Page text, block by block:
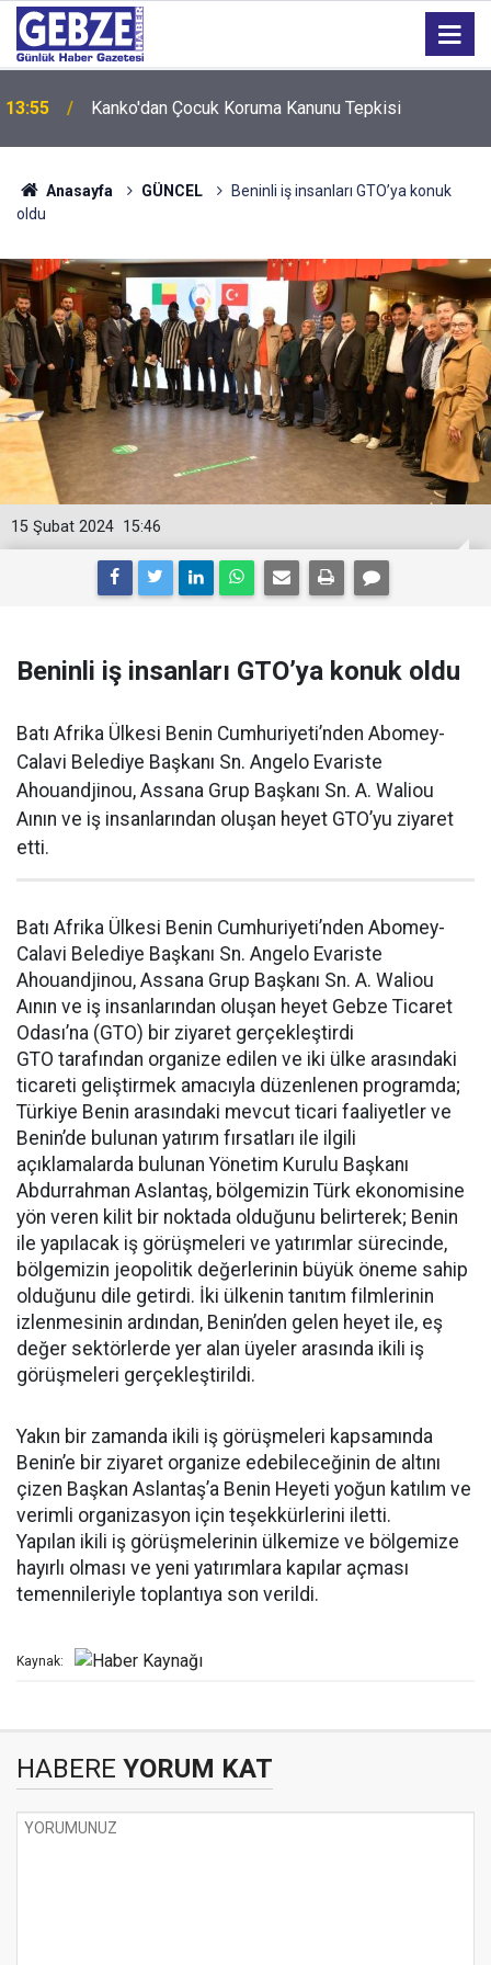
13:55 Kanko'dan Çocuk Koruma Kanunu Tepkisi
Anasayfa GÜNCEL
Beninli iş insanları GTO’ya konuk
oldu
15:46
15 Şubat 2024
Beninli iş insanları GTO’ya konuk oldu
Batı Afrika Ülkesi Benin Cumhuriyeti’nden Abomey-
Calavi Belediye Başkanı Sn. Angelo Evariste
Ahouandjinou, Assana Grup Başkanı Sn. A. Waliou
Aının ve iş insanlarından oluşan heyet GTO’yu ziyaret
etti.
Batı Afrika Ülkesi Benin Cumhuriyeti’nden Abomey-
Calavi Belediye Başkanı Sn. Angelo Evariste
Ahouandjinou, Assana Grup Başkanı Sn. A. Waliou
Aının ve iş insanlarından oluşan heyet Gebze Ticaret
Odası’na (GTO) bir ziyaret gerçekleştirdi
GTO tarafından organize edilen ve iki ülke arasındaki
ticareti geliştirmek amacıyla düzenlenen programda;
Türkiye Benin arasındaki mevcut ticari faaliyetler ve
Benin’de bulunan yatırım fırsatları ile ilgili
açıklamalarda bulunan Yönetim Kurulu Başkanı
Abdurrahman Aslantaş, bölgemizin Türk ekonomisine
yön veren kilit bir noktada olduğunu belirterek; Benin
ile yapılacak iş görüşmeleri ve yatırımlar sürecinde,
bölgemizin jeopolitik değerlerinin büyük öneme sahip
olduğunu dile getirdi. İki ülkenin tanıtım filmlerinin
izlenmesinin ardından, Benin’den gelen heyet ile, eş
değer sektörlerde yer alan üyeler arasında ikili iş
görüşmeleri gerçekleştirildi.
Yakın bir zamanda ikili iş görüşmeleri kapsamında
Benin’e bir ziyaret organize edebileceğinin de altını
çizen Başkan Aslantaş’a Benin Heyeti yoğun katılım ve
verimli organizasyon için teşekkürlerini iletti.
Yapılan ikili iş görüşmelerinin ülkemize ve bölgemize
hayırlı olması ve yeni yatırımlara kapılar açması
temennileriyle toplantıya son verildi.
Kaynak:
HABERE YORUM KAT